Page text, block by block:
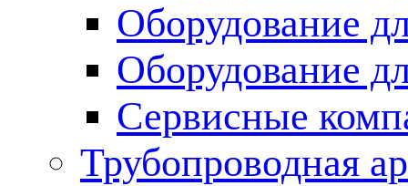
Оборудование
Оборудование
Сервисные
Трубопроводная